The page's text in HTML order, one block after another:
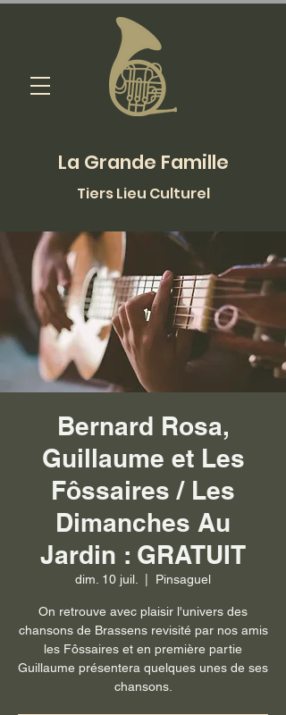
La Grande Famille
Tiers Lieu Culturel
Bernard Rosa,
Guillaume et Les
Fôssaires / Les
Dimanches Au
Jardin : GRATUIT
dim. 10 juil. Pinsaguel
On retrouve avec plaisir l'univers des
chansons de Brassens revisité par nos amis
les Fôssaires et en première partie
Guillaume présentera quelques unes de ses
chansons.